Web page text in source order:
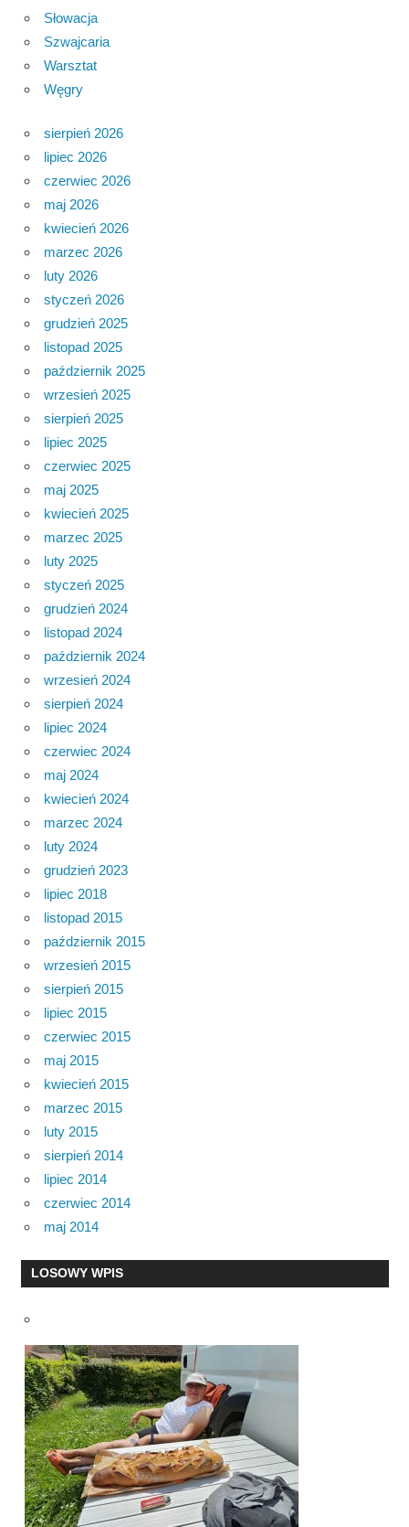
Słowacja
Szwajcaria
Warsztat
Węgry
sierpień 2026
lipiec 2026
czerwiec 2026
maj 2026
kwiecień 2026
marzec 2026
luty 2026
styczeń 2026
grudzień 2025
listopad 2025
październik 2025
wrzesień 2025
sierpień 2025
lipiec 2025
czerwiec 2025
maj 2025
kwiecień 2025
marzec 2025
luty 2025
styczeń 2025
grudzień 2024
listopad 2024
październik 2024
wrzesień 2024
sierpień 2024
lipiec 2024
czerwiec 2024
maj 2024
kwiecień 2024
marzec 2024
luty 2024
grudzień 2023
lipiec 2018
listopad 2015
październik 2015
wrzesień 2015
sierpień 2015
lipiec 2015
czerwiec 2015
maj 2015
kwiecień 2015
marzec 2015
luty 2015
sierpień 2014
lipiec 2014
czerwiec 2014
maj 2014
LOSOWY WPIS